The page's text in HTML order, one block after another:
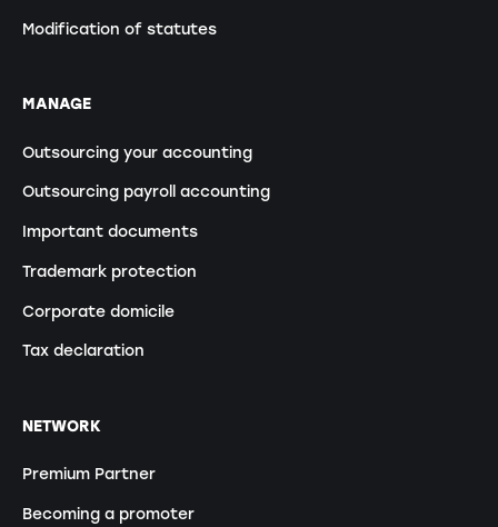
Modification of statutes
MANAGE
Outsourcing your accounting
Outsourcing payroll accounting
Important documents
Trademark protection
Corporate domicile
Tax declaration
NETWORK
Premium Partner
Becoming a promoter